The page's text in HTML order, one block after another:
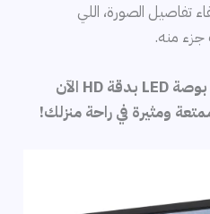
تفاصيل الصورة، اللي
منه.
احصل على تلفزيون الترا 32 بوصة LED بدقة HD الآن
ومثيرة في راحة منزلك!